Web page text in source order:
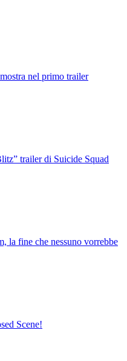
nel primo trailer
trailer di Suicide Squad
la fine che nessuno vorrebbe
Scene!